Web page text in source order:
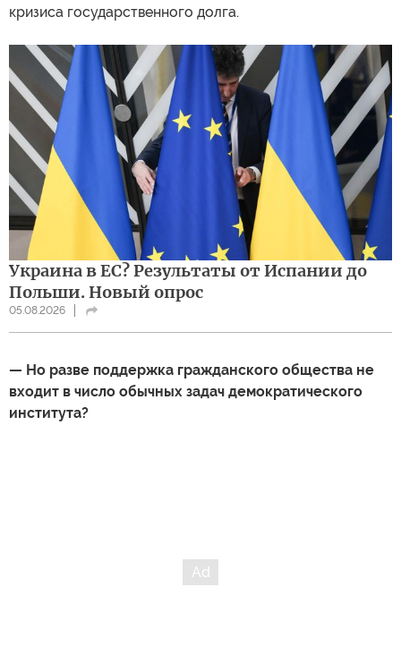
кризиса государственного долга.
Украина в ЕС? Результаты от Испании до
Польши. Новый опрос
05.08.2026
— Но разве поддержка гражданского общества не
входит в число обычных задач демократического
института?